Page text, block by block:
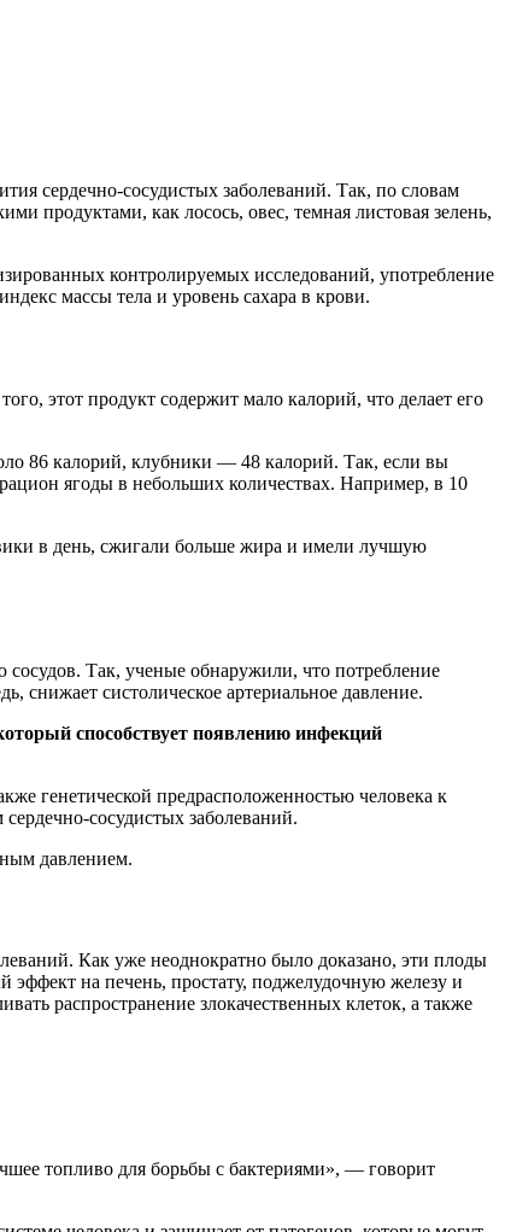
сердечно-сосудистых заболеваний. Так, по словам
продуктами, как лосось, овес, темная листовая зелень,
контролируемых исследований, употребление
массы тела и уровень сахара в крови.
этот продукт содержит мало калорий, что делает его
86 калорий, клубники — 48 калорий. Так, если вы
ягоды в небольших количествах. Например, в 10
в день, сжигали больше жира и имели лучшую
Так, ученые обнаружили, что потребление
снижает систолическое артериальное давление.
способствует появлению инфекций
генетической предрасположенностью человека к
сосудистых заболеваний.
давлением.
Как уже неоднократно было доказано, эти плоды
на печень, простату, поджелудочную железу и
распространение злокачественных клеток, а также
топливо для борьбы с бактериями», — говорит